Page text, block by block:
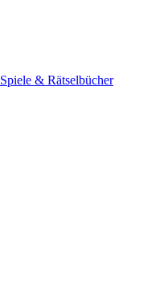
Spiele & Rätselbücher